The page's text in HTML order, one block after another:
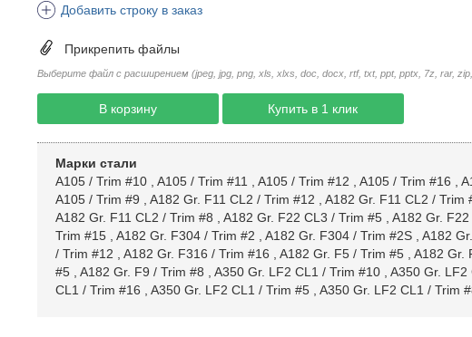
Добавить строку в заказ
Прикрепить файлы
Выберите файл с расширением (jpeg, jpg, png, xls, xlxs, doc, docx, rtf, txt, ppt, pptx, 7z, rar, zip,
В корзину Купить в 1 клик
Марки стали
A105 / Trim #10, A105 / Trim #11 A105 / Trim #12 A105 / Trim #16
A105 / Trim #9
A182 Gr. F11 CL2 / Trim #12 A182 Gr. F11 CL2 / Trim
A182 Gr. F11 CL2 / Trim #8
A182 Gr. F22 CL3 / Trim #5, A182 Gr.
Trim #15, A182 Gr. F304 / Trim #2 A182 Gr. F304 / Trim #2S, A182
/ Trim #12
A182 Gr. F316 / Trim #16 A182 Gr. F5 / Trim #5, A182 Gr.
#5, A182 Gr. F9 / Trim #8 A350 Gr. LF2 CL1 / Trim #10, A350 Gr. LF2
CL1 / Trim #16
A350 Gr. LF2 CL1 / Trim #5, A350 Gr. LF2 CL1 / Trim